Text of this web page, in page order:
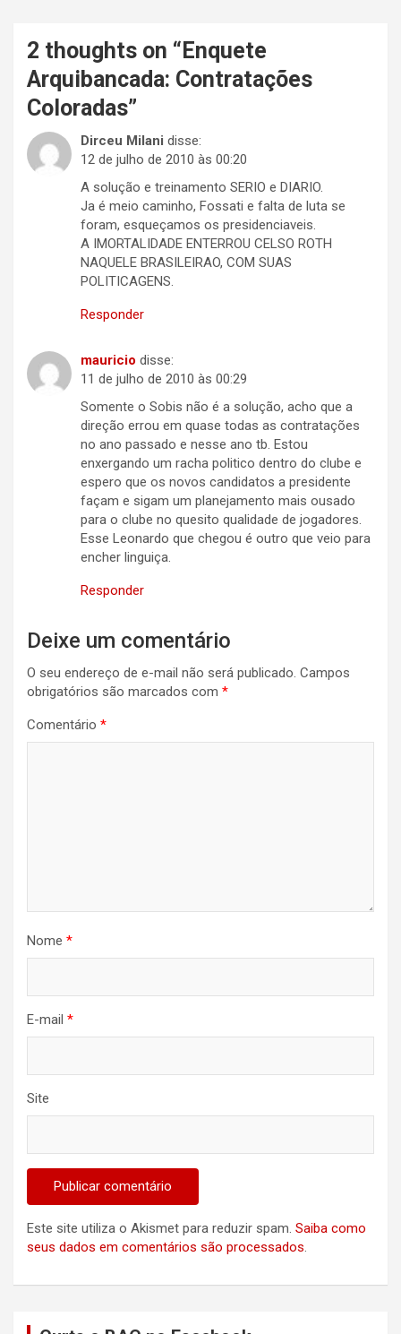
2 thoughts on “ Enquete
Arquibancada: Contratações
Coloradas”
Dirceu Milani disse:
12 de julho de 2010 às 00:20
A solução e treinamento SERIO e DIARIO.
Ja é meio caminho, Fossati e falta de luta se
foram, esqueçamos os presidenciaveis.
A IMORTALIDADE ENTERROU CELSO ROTH
NAQUELE BRASILEIRAO, COM SUAS
POLITICAGENS.
Responder
mauricio disse:
11 de julho de 2010 às 00:29
Somente o Sobis não é a solução, acho que a
direção errou em quase todas as contratações
no ano passado e nesse ano tb. Estou
enxergando um racha politico dentro do clube e
espero que os novos candidatos a presidente
façam e sigam um planejamento mais ousado
para o clube no quesito qualidade de jogadores.
Esse Leonardo que chegou é outro que veio para
encher linguiça.
Responder
Deixe um comentário
O seu endereço de e-mail não será publicado. Campos
obrigatórios são marcados com *
Comentário *
Nome *
E-mail *
Site
Este site utiliza o Akismet para reduzir spam. Saiba como
seus dados em comentários são processados.